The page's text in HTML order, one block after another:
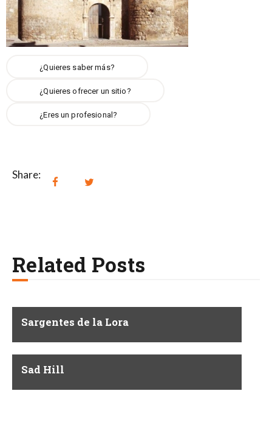
¿Quieres saber más?
¿Quieres ofrecer un sitio?
¿Eres un profesional?
Share:
Related Posts
Sargentes de la Lora
Sad Hill